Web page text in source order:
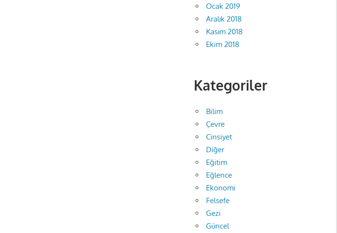
Ocak 2019
Aralık 2018
Kasım 2018
Ekim 2018
Kategoriler
Bilim
Çevre
Cinsiyet
Diğer
Eğitim
Eğlence
Ekonomi
Felsefe
Gezi
Güncel